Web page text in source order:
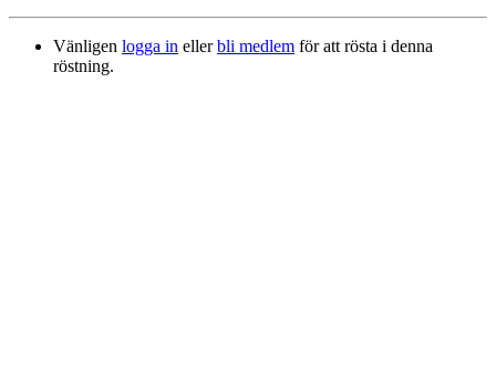
Vänligen logga in ellerbli medlem för att rösta i denna
röstning.